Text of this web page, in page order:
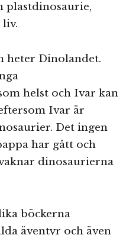
heter Dinolandet.
helst och Ivar kan
Ivar är
Det ingen
har gått och
dinosaurierna
böckerna
äventyr och även